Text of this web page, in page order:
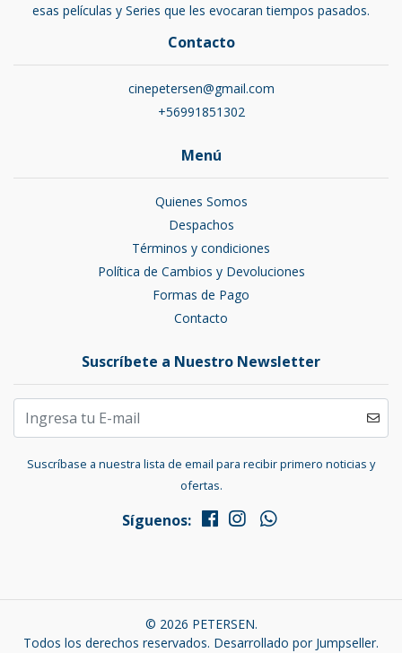
esas películas y Series que les evocaran tiempos pasados.
Contacto
cinepetersen@gmail.com
+56991851302
Menú
Quienes Somos
Despachos
Términos y condiciones
Política de Cambios y Devoluciones
Formas de Pago
Contacto
Suscríbete a Nuestro Newsletter
Suscríbase a nuestra lista de email para recibir primero noticias y
ofertas.
Síguenos:
© 2026 PETERSEN.
Todos los derechos reservados. Desarrollado por Jumpseller.